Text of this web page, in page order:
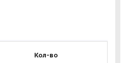
Кол-во